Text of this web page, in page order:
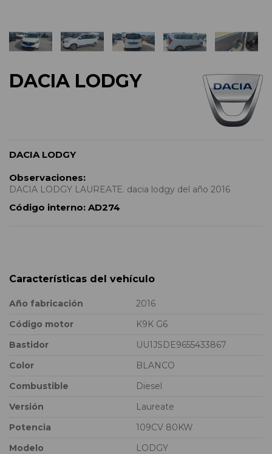
DACIA LODGY
DACIA LODGY
Observaciones:
DACIA LODGY LAUREATE. dacia lodgy del año 2016
Código interno: AD274
Características del vehículo
Año fabricación
2016
Código motor
K9K G6
Bastidor
UU1JSDE9655433867
Color
BLANCO
Combustible
Diesel
Versión
Laureate
Potencia
109CV 80KW
Modelo
LODGY